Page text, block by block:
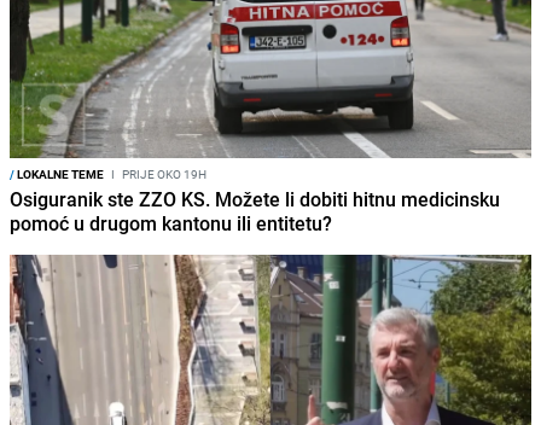
/LOKALNE TEME I PRIJE OKO 19H
Osiguranik ste ZZO KS. Možete li dobiti hitnu medicinsku
pomoć u drugom kantonu ili entitetu?